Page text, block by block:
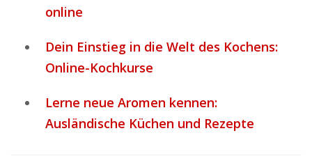
online
Dein Einstieg in die Welt des Kochens:
Online-Kochkurse
Lerne neue Aromen kennen:
Ausländische Küchen und Rezepte